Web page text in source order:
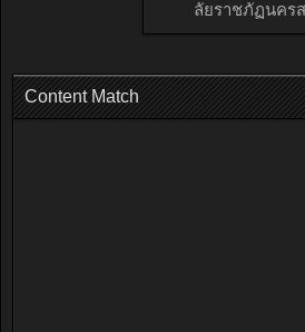
ลัยราชภัฏนคร
Content Match